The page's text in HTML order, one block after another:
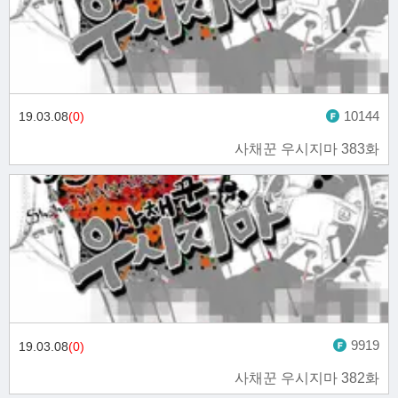
사채꾼 우시지마 383화
19.03.08(0) 10144
사채꾼 우시지마 382화
19.03.08(0) 9919